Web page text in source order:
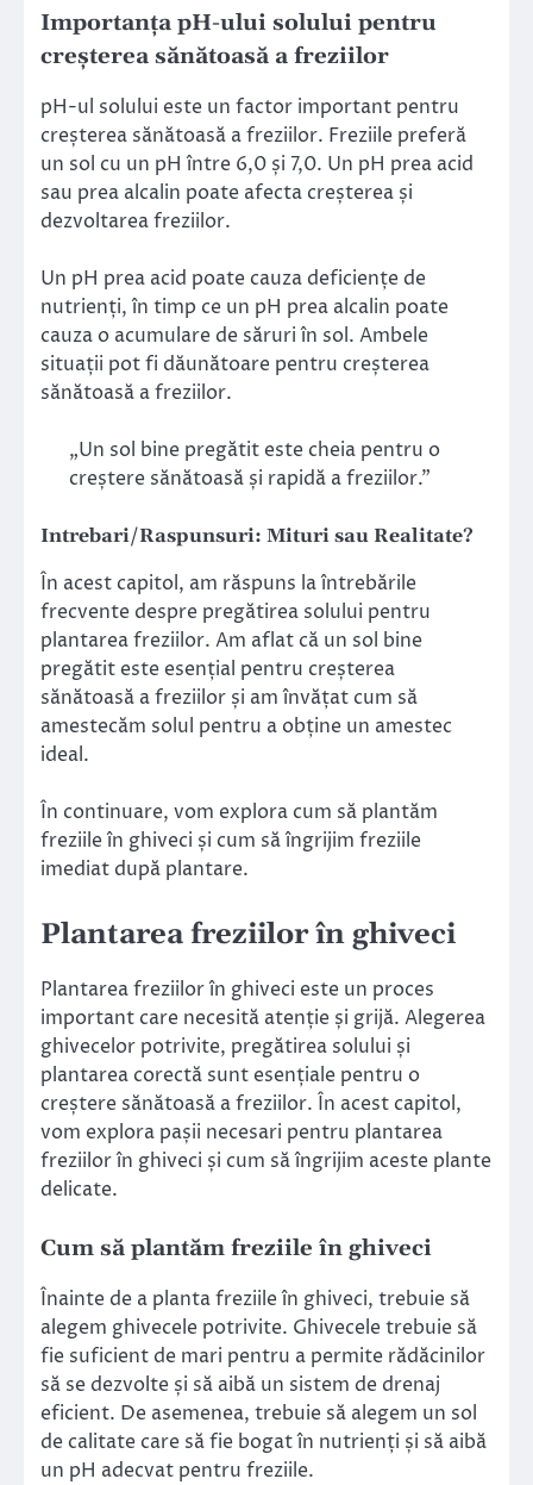
Importanța pH-ului solului pentru
creșterea sănătoasă a freziilor
pH-ul solului este un factor important pentru
creșterea sănătoasă a freziilor. Freziile preferă
un sol cu un pH între 6,0 și 7,0. Un pH prea acid
sau prea alcalin poate afecta creșterea și
dezvoltarea freziilor.
Un pH prea acid poate cauza deficiențe de
nutrienți, în timp ce un pH prea alcalin poate
cauza o acumulare de săruri în sol. Ambele
situații pot fi dăunătoare pentru creșterea
sănătoasă a freziilor.
„Un sol bine pregătit este cheia pentru o
creștere sănătoasă și rapidă a freziilor.”
Intrebari/Raspunsuri: Mituri sau Realitate?
În acest capitol, am răspuns la întrebările
frecvente despre pregătirea solului pentru
plantarea freziilor. Am aflat că un sol bine
pregătit este esențial pentru creșterea
sănătoasă a freziilor și am învățat cum să
amestecăm solul pentru a obține un amestec
ideal.
În continuare, vom explora cum să plantăm
freziile în ghiveci și cum să îngrijim freziile
imediat după plantare.
Plantarea freziilor în ghiveci
Plantarea freziilor în ghiveci este un proces
important care necesită atenție și grijă. Alegerea
ghivecelor potrivite, pregătirea solului și
plantarea corectă sunt esențiale pentru o
creștere sănătoasă a freziilor. În acest capitol,
vom explora pașii necesari pentru plantarea
freziilor în ghiveci și cum să îngrijim aceste plante
delicate.
Cum să plantăm freziile în ghiveci
Înainte de a planta freziile în ghiveci, trebuie să
alegem ghivecele potrivite. Ghivecele trebuie să
fie suficient de mari pentru a permite rădăcinilor
să se dezvolte și să aibă un sistem de drenaj
eficient. De asemenea, trebuie să alegem un sol
de calitate care să fie bogat în nutrienți și să aibă
un pH adecvat pentru freziile.